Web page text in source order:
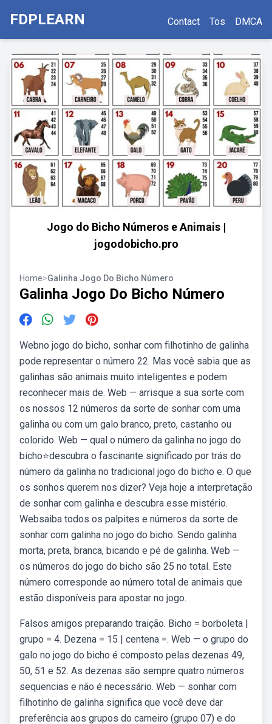
FDPLEARN Contact Tos DMCA
Jogo do Bicho Números e Animais |
jogodobicho.pro
Home>Galinha Jogo Do Bicho Número
Galinha Jogo Do Bicho Número
Webno jogo do bicho, sonhar com filhotinho de galinha
pode representar o número 22. Mas você sabia que as
galinhas são animais muito inteligentes e podem
reconhecer mais de. Web — arrisque a sua sorte com
os nossos 12 números da sorte de sonhar com uma
galinha ou com um galo branco, preto, castanho ou
colorido. Web — qual o número da galinha no jogo do
bicho⭐descubra o fascinante significado por trás do
número da galinha no tradicional jogo do bicho e. O que
os sonhos querem nos dizer? Veja hoje a interpretação
de sonhar com galinha e descubra esse mistério.
Websaiba todos os palpites e números da sorte de
sonhar com galinha no jogo do bicho. Sendo galinha
morta, preta, branca, bicando e pé de galinha. Web —
os números do jogo do bicho são 25 no total. Este
número corresponde ao número total de animais que
estão disponíveis para apostar no jogo.
Falsos amigos preparando traição. Bicho = borboleta |
grupo = 4. Dezena = 15 | centena =. Web — o grupo do
galo no jogo do bicho é composto pelas dezenas 49,
50, 51 e 52. As dezenas são sempre quatro números
sequencias e não é necessário. Web — sonhar com
filhotinho de galinha significa que você deve dar
preferência aos grupos do carneiro (grupo 07) e do